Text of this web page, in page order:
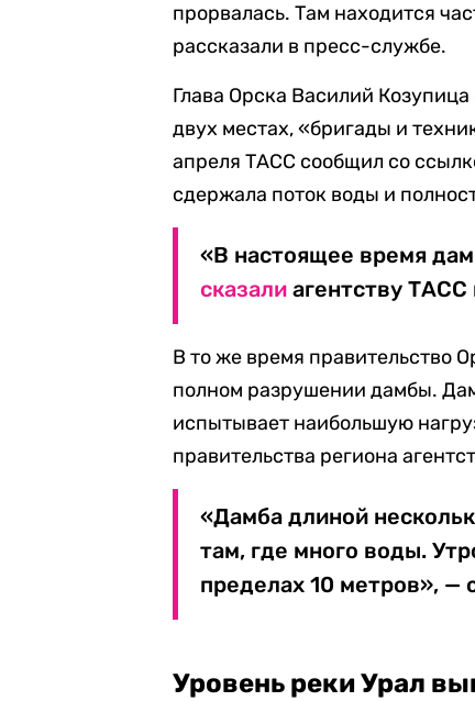
прорвалась. Там находится
рассказали в пресс-службе.
Глава Орска Василий Козупица
двух местах, «бригады и
апреля ТАСС сообщил со
сдержала поток воды и
«В настоящее время
сказали агентству
В то же время правительство
полном разрушении дамбы.
испытывает наибольшую
правительства региона
«Дамба длиной
там, где много воды.
пределах 10 метров», —
Уровень реки Урал